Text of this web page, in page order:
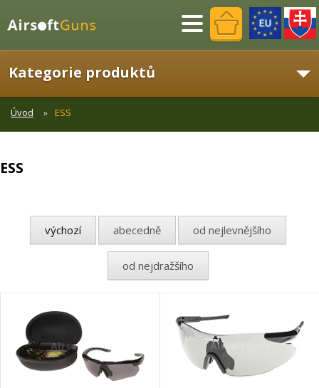
Menu
Kategorie produktů
Úvod ESS
ESS
výchozí abecedně od nejlevnějšího
od nejdražšího